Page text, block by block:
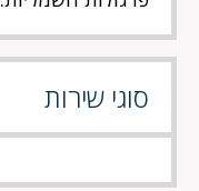
סוגי שירות